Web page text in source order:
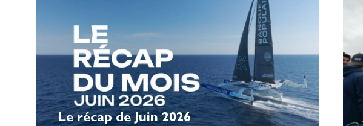
Le récap de Juin 2026